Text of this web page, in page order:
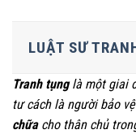
LUẬT SƯ
Tranh tụnglà một giai
tư cách là người bảo
chữacho thân chủ